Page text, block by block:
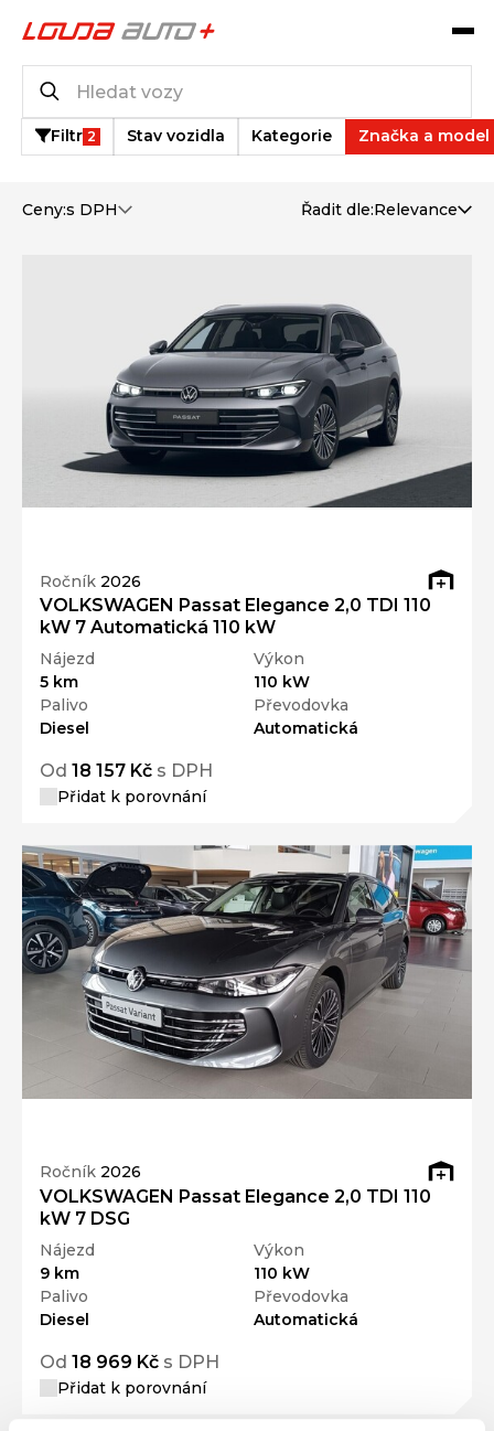
Filtr 2 Stav vozidla Kategorie Značka a model
Ceny:s DPH Řadit dle:Relevance
Ročník 2026
VOLKSWAGEN Passat Elegance 2,0 TDI 110
kW 7 Automatická 110 kW
Nájezd
5 km
Výkon
110 kW
Palivo
Diesel
Převodovka
Automatická
Od 18 157 Kč s DPH
Přidat k porovnání
Ročník 2026
VOLKSWAGEN Passat Elegance 2,0 TDI 110
kW 7 DSG
Nájezd
9 km
Výkon
110 kW
Palivo
Diesel
Převodovka
Automatická
Od 18 969 Kč s DPH
Přidat k porovnání